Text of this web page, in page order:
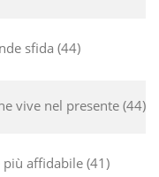
sfida 44
vive nel presente 44
più affidabile 41